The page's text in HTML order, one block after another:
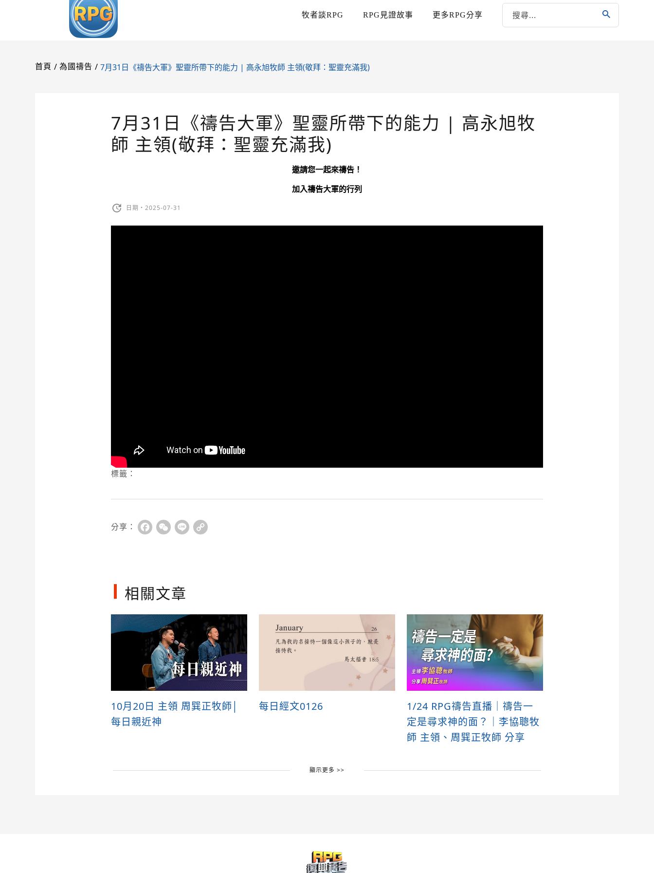
牧者談RPG RPG見證故事 更多RPG分享
首頁 / 為國禱告 / 7月31日《禱告大軍》聖靈所帶下的能力 | 高永旭牧師 主領(敬拜：聖靈充滿我)
7月31日《禱告大軍》聖靈所帶下的能力 | 高永旭牧
師 主領(敬拜：聖靈充滿我)
邀請您一起來禱告！
加入禱告大軍的行列
日期・2025-07-31
標籤：
分享： FacebookWeChat
Line
相關文章
10月20日 主領 周巽正牧師│
每日親近神
每日經文0126
1/24 RPG禱告直播｜禱告一
定是尋求神的面？｜李協聰牧
師 主領、周巽正牧師 分享
顯示更多 >>